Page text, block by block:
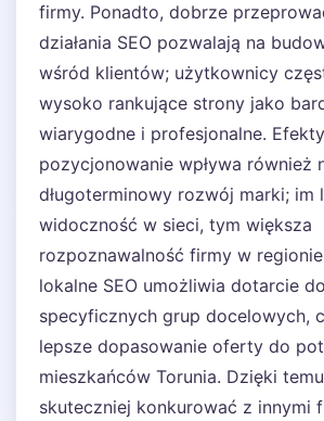
firmy. Ponadto, dobrze
działania SEO pozwalają na
wśród klientów; użytkownicy
wysoko rankujące strony jako
wiarygodne i profesjonalne.
pozycjonowanie wpływa również
długoterminowy rozwój marki; im
widoczność w sieci, tym większa
rozpoznawalność firmy w
lokalne SEO umożliwia dotarcie do
specyficznych grup docelowych,
lepsze dopasowanie oferty do
mieszkańców Torunia. Dzięki
skuteczniej konkurować z innymi